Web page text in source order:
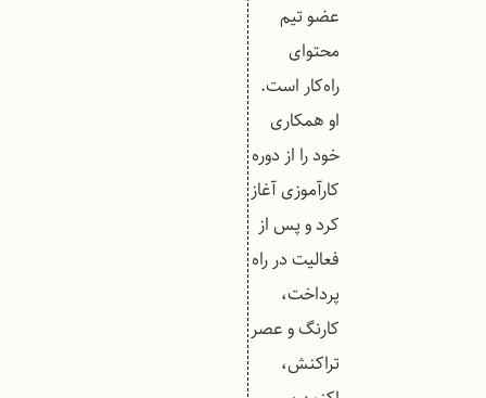
عضو تیم
محتوای
راه‌کار است.
او همکاری
خود را از دوره
کارآموزی آغاز
کرد و پس از
فعالیت در راه
پرداخت،
کارنگ و عصر
تراکنش،